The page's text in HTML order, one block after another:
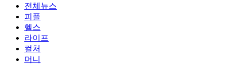
전체뉴스
피플
헬스
라이프
컬처
머니